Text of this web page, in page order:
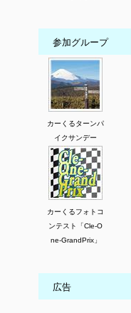
参加グループ
カーくるターンパ
イクサンデー
カーくるフォトコ
ンテスト「Cle-O
ne-GrandPrix」
広告